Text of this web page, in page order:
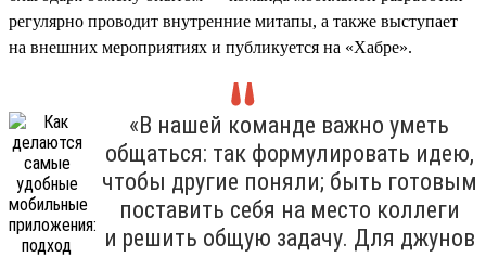
регулярно проводит внутренние митапы, а также выступает
на внешних мероприятиях и публикуется на «Хабре».
«В нашей команде важно уметь
общаться: так формулировать идею,
чтобы другие поняли; быть готовым
поставить себя на место коллеги
и решить общую задачу. Для джунов